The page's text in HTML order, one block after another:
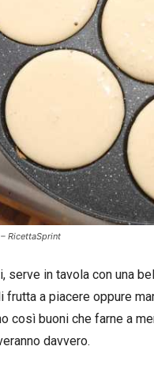
RicettaSprint
serve in tavola con una
frutta a piacere oppure
così buoni che farne a
davvero.